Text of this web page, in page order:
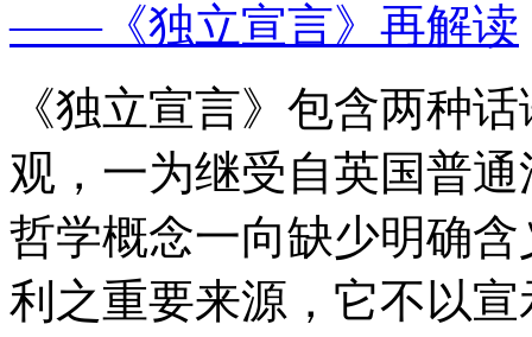
——《独立宣言》再解读
《独立宣言》包含两种
观，一为继受自英国普
哲学概念一向缺少明确
利之重要来源，它不以